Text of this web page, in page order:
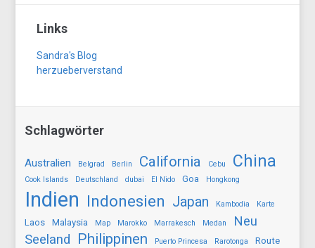
Links
Sandra's Blog
herzueberverstand
Schlagwörter
Australien Belgrad Berlin California Cebu China
Cook Islands Deutschland dubai El Nido Goa Hongkong
Indien Indonesien Japan Kambodia Karte
Laos Malaysia Map Marokko Marrakesch Medan
Neu
Seeland
Philippinen Puerto Princesa Rarotonga
Route